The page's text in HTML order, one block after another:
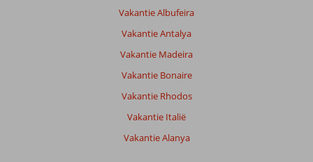
Vakantie Albufeira
Vakantie Antalya
Vakantie Madeira
Vakantie Bonaire
Vakantie Rhodos
Vakantie Italië
Vakantie Alanya